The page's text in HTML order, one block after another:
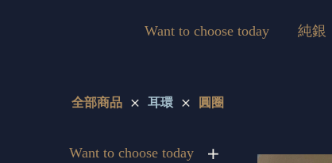
Want to choose today 純銀
全部商品 耳環 圓圈
Want to choose today